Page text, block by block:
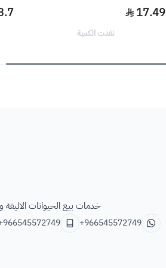
17.49
نفدت الكمية
خدمات بيع الحيوانات
+966545572749